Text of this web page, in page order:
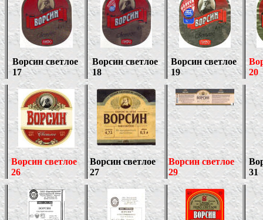
Ворсин светлое
17
Ворсин светлое
18
Ворсин светлое
19
20
Ворсин светлое
26
Ворсин светлое
27
Ворсин светлое
29
31